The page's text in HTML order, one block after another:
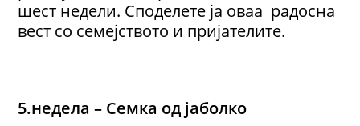
шест недели. Споделете ја оваа радосна
вест со семејството и пријателите.
5.недела – Семка од јаболко